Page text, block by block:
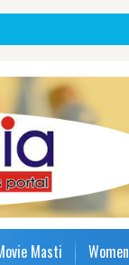
Masti